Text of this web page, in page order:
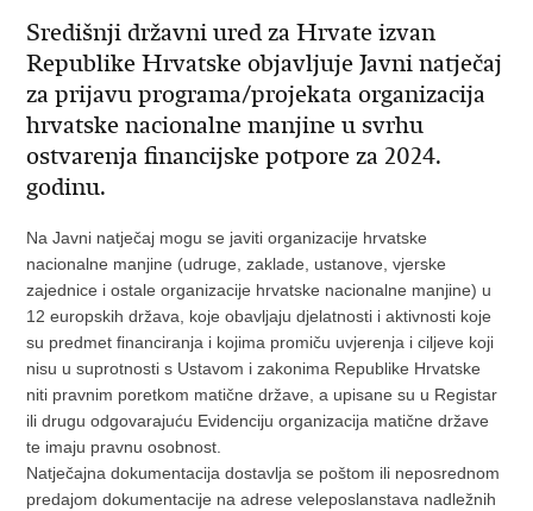
Središnji državni ured za Hrvate izvan
Republike Hrvatske objavljuje Javni natječaj
za prijavu programa/projekata organizacija
hrvatske nacionalne manjine u svrhu
ostvarenja financijske potpore za 2024.
godinu.
Na Javni natječaj mogu se javiti organizacije hrvatske
nacionalne manjine (udruge, zaklade, ustanove, vjerske
zajednice i ostale organizacije hrvatske nacionalne manjine) u
12 europskih država, koje obavljaju djelatnosti i aktivnosti koje
su predmet financiranja i kojima promiču uvjerenja i ciljeve koji
nisu u suprotnosti s Ustavom i zakonima Republike Hrvatske
niti pravnim poretkom matične države, a upisane su u Registar
ili drugu odgovarajuću Evidenciju organizacija matične države
te imaju pravnu osobnost.
Natječajna dokumentacija dostavlja se poštom ili neposrednom
predajom dokumentacije na adrese veleposlanstava nadležnih